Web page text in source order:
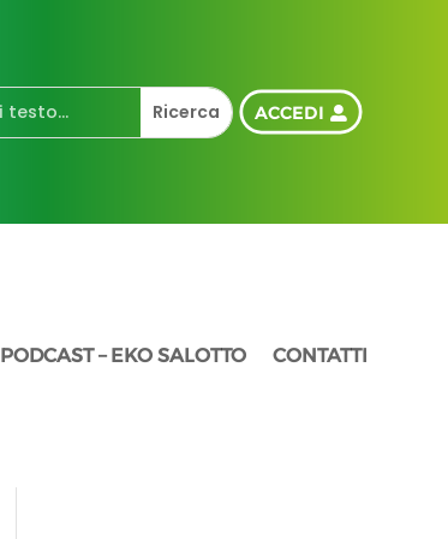
ACCEDI
PODCAST – EKO SALOTTO CONTATTI